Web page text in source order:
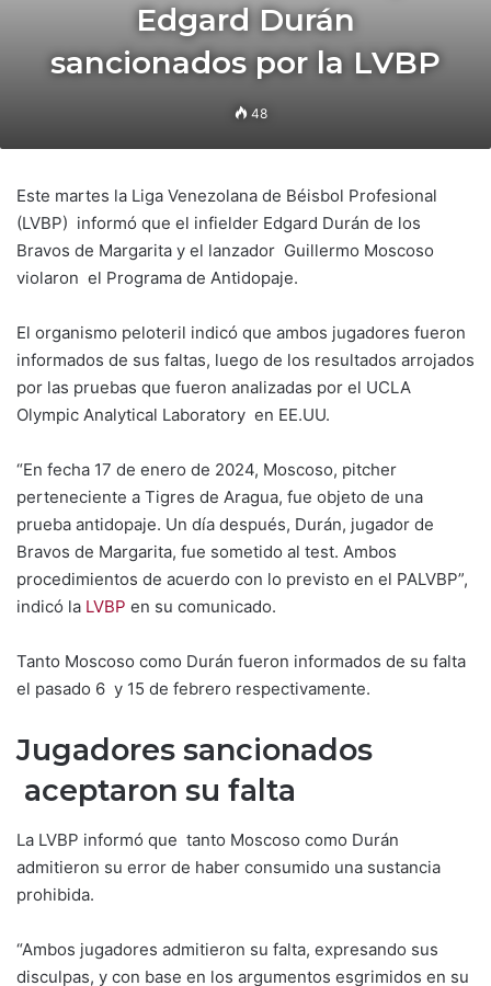
Edgard Durán
sancionados por la LVBP
48
Este martes la Liga Venezolana de Béisbol Profesional
(LVBP) informó que el infielder Edgard Durán de los
Bravos de Margarita y el lanzador Guillermo Moscoso
violaron el Programa de Antidopaje.
El organismo peloteril indicó que ambos jugadores fueron
informados de sus faltas, luego de los resultados arrojados
por las pruebas que fueron analizadas por el UCLA
Olympic Analytical Laboratory en EE.UU.
“En fecha 17 de enero de 2024, Moscoso, pitcher
perteneciente a Tigres de Aragua, fue objeto de una
prueba antidopaje. Un día después, Durán, jugador de
Bravos de Margarita, fue sometido al test. Ambos
procedimientos de acuerdo con lo previsto en el PALVBP”,
indicó la LVBP en su comunicado.
Tanto Moscoso como Durán fueron informados de su falta
el pasado 6 y 15 de febrero respectivamente.
Jugadores sancionados
aceptaron su falta
La LVBP informó que tanto Moscoso como Durán
admitieron su error de haber consumido una sustancia
prohibida.
“Ambos jugadores admitieron su falta, expresando sus
disculpas, y con base en los argumentos esgrimidos en su